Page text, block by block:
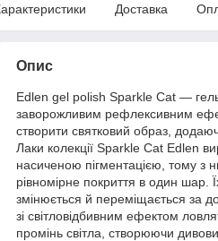
Доставка
Опис
Edlen gel polish Sparkle Cat —
заворожливим рефлексивним
створити святковий образ,
Лаки колекції Sparkle Cat Edlen
насиченою пігментацією, тому з
рівномірне покриття в один шар.
змінюється й переміщається за
зі світловідбивним ефектом
промінь світла, створюючи